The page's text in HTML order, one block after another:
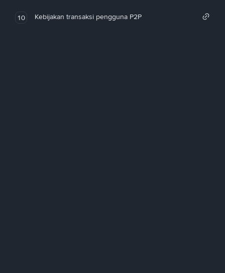
10 Kebijakan transaksi pengguna P2P